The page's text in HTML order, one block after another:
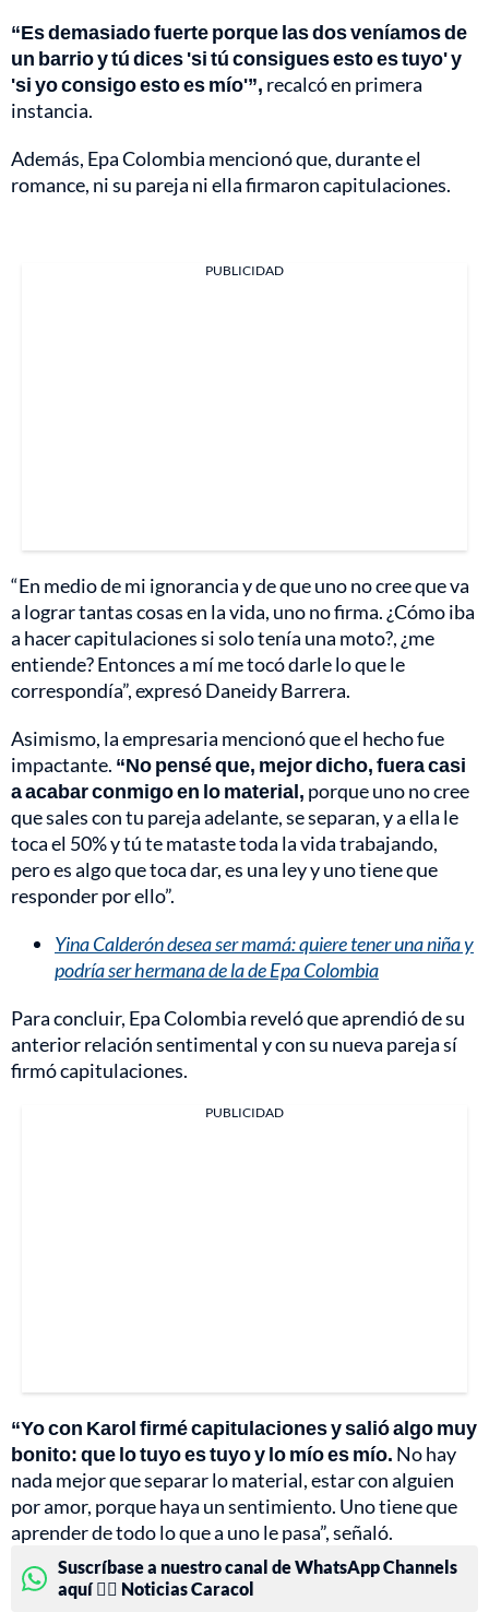
“Es demasiado fuerte porque las dos veníamos de
un barrio y tú dices 'si tú consigues esto es tuyo' y
'si yo consigo esto es mío'”, recalcó en primera
instancia.
Además, Epa Colombia mencionó que, durante el
romance, ni su pareja ni ella firmaron capitulaciones.
PUBLICIDAD
“En medio de mi ignorancia y de que uno no cree que va
a lograr tantas cosas en la vida, uno no firma. ¿Cómo iba
a hacer capitulaciones si solo tenía una moto?, ¿me
entiende? Entonces a mí me tocó darle lo que le
correspondía”, expresó Daneidy Barrera.
Asimismo, la empresaria mencionó que el hecho fue
impactante. “No pensé que, mejor dicho, fuera casi
a acabar conmigo en lo material, porque uno no cree
que sales con tu pareja adelante, se separan, y a ella le
toca el 50% y tú te mataste toda la vida trabajando,
pero es algo que toca dar, es una ley y uno tiene que
responder por ello”.
Yina Calderón desea ser mamá: quiere tener una niña y
podría ser hermana de la de Epa Colombia
Para concluir, Epa Colombia reveló que aprendió de su
anterior relación sentimental y con su nueva pareja sí
firmó capitulaciones.
PUBLICIDAD
“Yo con Karol firmé capitulaciones y salió algo muy
bonito: que lo tuyo es tuyo y lo mío es mío. No hay
nada mejor que separar lo material, estar con alguien
por amor, porque haya un sentimiento. Uno tiene que
aprender de todo lo que a uno le pasa”, señaló.
Suscríbase a nuestro canal de WhatsApp Channels
aquí 👉🏻 Noticias Caracol